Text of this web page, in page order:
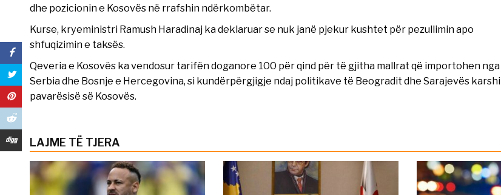
dhe pozicionin e Kosovës në rrafshin ndërkombëtar.
Kurse, kryeministri Ramush Haradinaj ka deklaruar se nuk janë pjekur kushtet për pezullimin apo
shfuqizimin e taksës.
Qeveria e Kosovës ka vendosur tarifën doganore 100 për qind për të gjitha mallrat që importohen nga
Serbia dhe Bosnje e Hercegovina, si kundërpërgjigje ndaj politikave të Beogradit dhe Sarajevës karshi
pavarësisë së Kosovës.
LAJME TË TJERA